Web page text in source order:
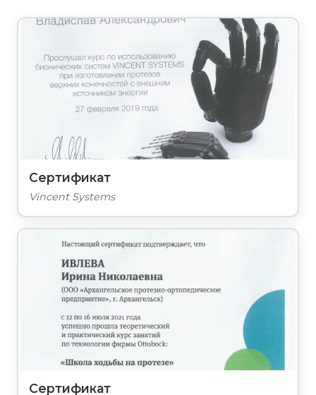
Сертификат
Vincent Systems
Сертификат